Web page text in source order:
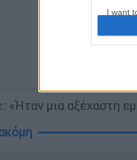
I want
«Ήταν μια αξέχαστη